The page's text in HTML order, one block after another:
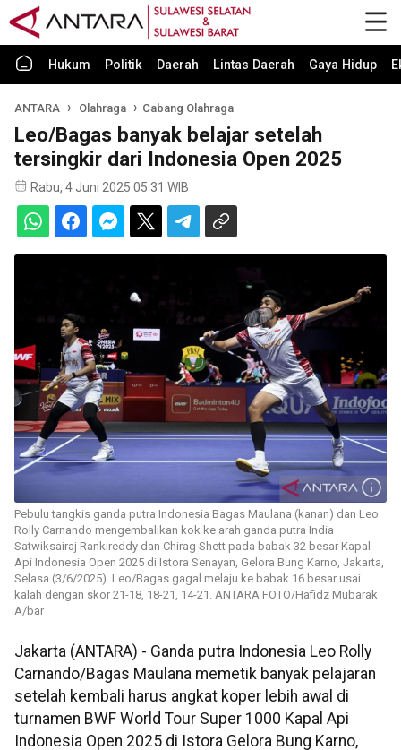
Hukum Politik Daerah Lintas Daerah Gaya Hidup
ANTARA Olahraga Cabang Olahraga
Leo/Bagas banyak belajar setelah
tersingkir dari Indonesia Open 2025
Rabu, 4 Juni 2025 05:31 WIB
Pebulu tangkis ganda putra Indonesia Bagas Maulana (kanan) dan Leo
Rolly Carnando mengembalikan kok ke arah ganda putra India
Satwiksairaj Rankireddy dan Chirag Shett pada babak 32 besar Kapal
Api Indonesia Open 2025 di Istora Senayan, Gelora Bung Karno, Jakarta,
Selasa (3/6/2025). Leo/Bagas gagal melaju ke babak 16 besar usai
kalah dengan skor 21-18, 18-21, 14-21. ANTARA FOTO/Hafidz Mubarak
A/bar
Jakarta (ANTARA) - Ganda putra Indonesia Leo Rolly
Carnando/Bagas Maulana memetik banyak pelajaran
setelah kembali harus angkat koper lebih awal di
turnamen BWF World Tour Super 1000 Kapal Api
Indonesia Open 2025 di Istora Gelora Bung Karno,